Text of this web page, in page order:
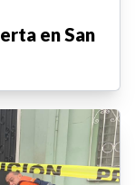
en San